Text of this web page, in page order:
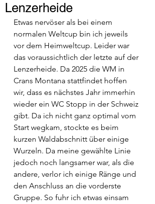
Lenzerheide
Etwas nervöser als bei einem
normalen Weltcup bin ich jeweils
vor dem Heimweltcup. Leider war
das voraussichtlich der letzte auf der
Lenzerheide. Da 2025 die WM in
Crans Montana stattfindet hoffen
wir, dass es nächstes Jahr immerhin
wieder ein WC Stopp in der Schweiz
gibt. Da ich nicht ganz optimal vom
Start wegkam, stockte es beim
kurzen Waldabschnitt über einige
Wurzeln. Da meine gewählte Linie
jedoch noch langsamer war, als die
andere, verlor ich einige Ränge und
den Anschluss an die vorderste
Gruppe. So fuhr ich etwas einsam